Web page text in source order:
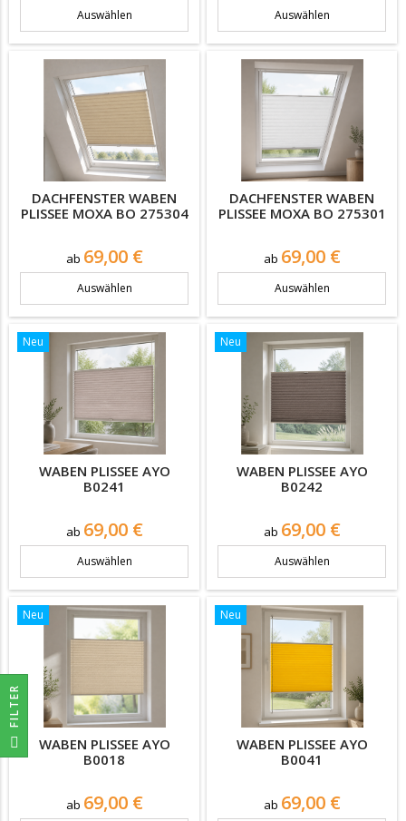
Auswählen Auswählen
DACHFENSTER WABEN
PLISSEE MOXA BO 275304
ab Preis
69,00 €
Auswählen
DACHFENSTER WABEN
PLISSEE MOXA BO 275301
ab Preis
69,00 €
Auswählen
Neu
WABEN PLISSEE AYO
B0241
ab Preis
69,00 €
Auswählen
Neu
WABEN PLISSEE AYO
B0242
ab Preis
69,00 €
Auswählen
Neu
WABEN PLISSEE AYO
B0018
ab Preis
69,00 €
Neu
WABEN PLISSEE AYO
B0041
ab Preis
69,00 €
R